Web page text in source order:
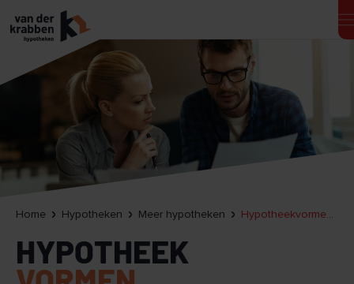
Home Hypotheken Meer hypotheken Hypotheekvormen en rentevaste periode: wat moet je kiezen?
HYPOTHEEK